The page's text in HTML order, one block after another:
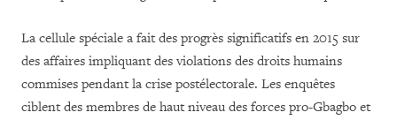
La cellule spéciale a fait des progrès significatifs en 2015 sur
des affaires impliquant des violations des droits humains
commises pendant la crise postélectorale. Les enquêtes
ciblent des membres de haut niveau des forces pro-Gbagbo et